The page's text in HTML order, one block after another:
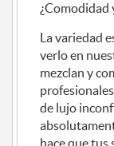
¿Comodidad
La variedad
verlo en
mezclan y
de lujo
hace que tus